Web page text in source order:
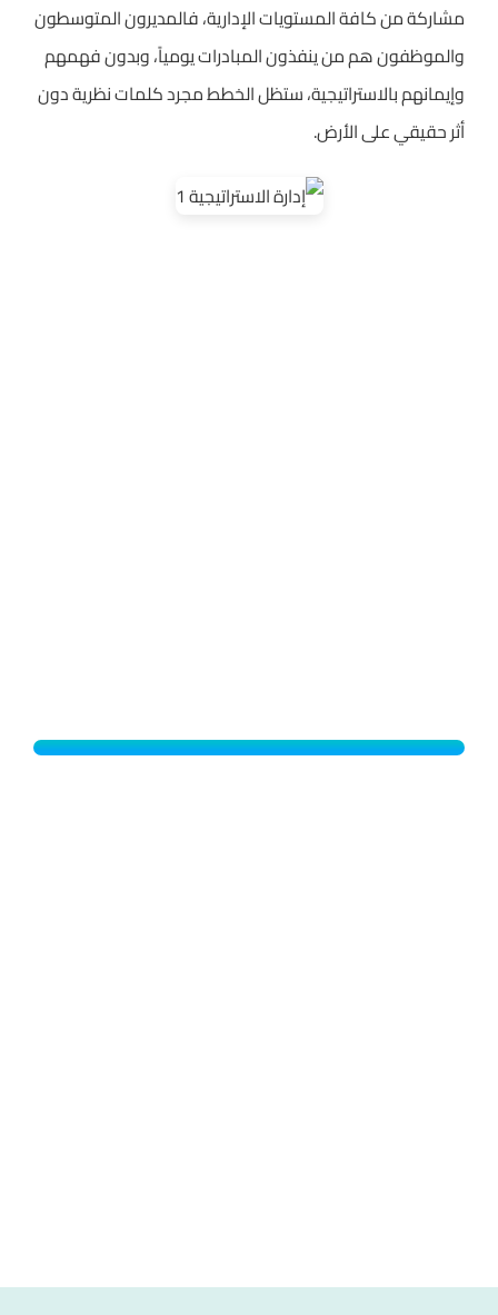
مشاركة من كافة المستويات الإدارية، فالمديرون المتوسطون
والموظفون هم من ينفذون المبادرات يومياً، وبدون فهمهم
وإيمانهم بالاستراتيجية، ستظل الخطط مجرد كلمات نظرية دون
أثر حقيقي على الأرض.